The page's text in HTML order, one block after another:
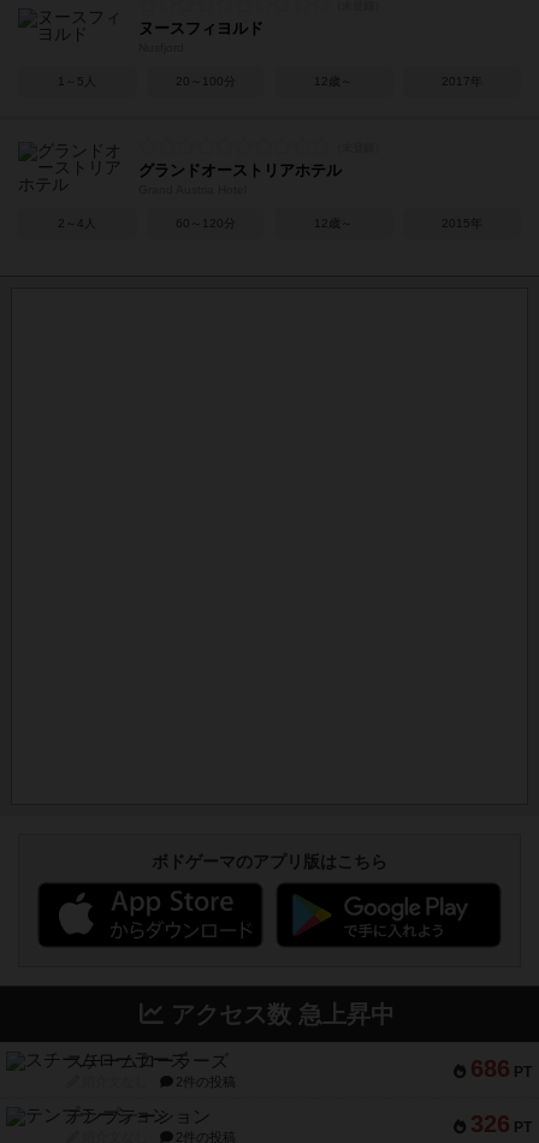
ヌースフィヨルド
1～5人 20～100分 12歳～ 2017年
グランドオーストリアホテル
2～4人 60～120分 12歳～ 2015年
ボドゲーマのアプリ版はこちら
アクセス数 急上昇中
686 PT
スチームローラーズ
2件の投稿
326 PT
テンプテーション
2件の投稿